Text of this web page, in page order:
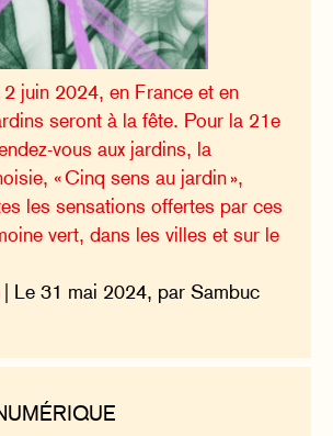
juin 2024, en France et en
seront à la fête. Pour la 21e
vous aux jardins, la
« Cinq sens au jardin »,
les sensations offertes par ces
vert, dans les villes et sur le
| Le 31 mai 2024, par Sambuc